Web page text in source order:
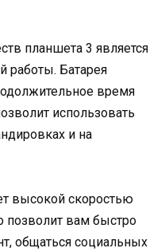
планшета 3 является
работы. Батарея
время
использовать
и на
высокой скоростью
позволит вам быстро
общаться социальных